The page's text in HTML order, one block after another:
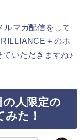
ルマガ配信をして
＋のホ
いただきますね♪
人限定の
た！